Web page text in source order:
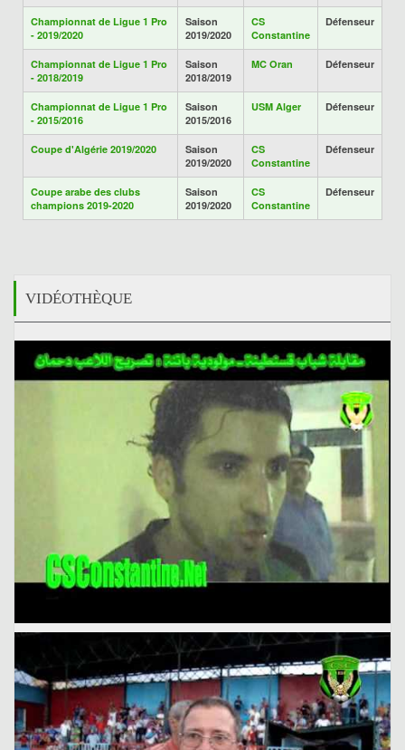
Championnat de Ligue 1 Pro
- 2019/2020
Saison
2019/2020
CS
Constantine
Défenseur
Championnat de Ligue 1 Pro
- 2018/2019
Saison
2018/2019
MC Oran Défenseur
Championnat de Ligue 1 Pro
- 2015/2016
Saison
2015/2016
USM Alger Défenseur
Coupe d'Algérie 2019/2020
Saison
2019/2020
CS
Constantine
Défenseur
Coupe arabe des clubs
champions 2019-2020
Saison
2019/2020
CS
Constantine
Défenseur
VIDÉOTHÈQUE